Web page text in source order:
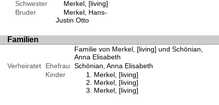
Schwester
Merkel, [living]
Bruder
Merkel, Hans-
Justin Otto
Familien
Familie von Merkel, [living] und Schönian,
Anna Elisabeth
Verheiratet
Ehefrau
Schönian, Anna Elisabeth
Kinder
Merkel, [living]
Merkel, [living]
Merkel, [living]